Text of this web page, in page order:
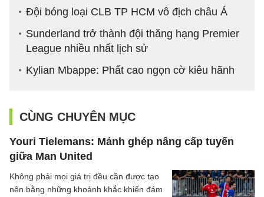
Đội bóng loại CLB TP HCM vô địch châu Á
Sunderland trở thành đội thăng hạng Premier
League nhiều nhất lịch sử
Kylian Mbappe: Phất cao ngọn cờ kiêu hãnh
CÙNG CHUYÊN MỤC
Youri Tielemans: Mảnh ghép nâng cấp tuyến
giữa Man United
Không phải mọi giá trị đều cần được tạo
nên bằng những khoảnh khắc khiến đám